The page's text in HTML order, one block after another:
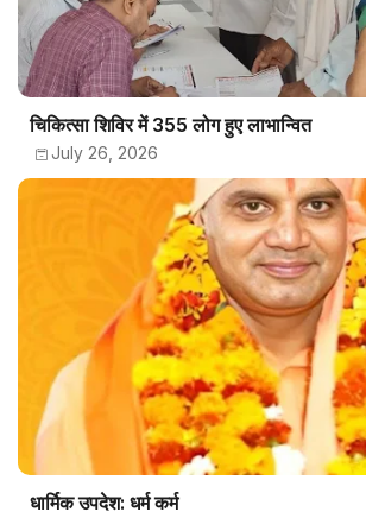
चिकित्सा शिविर में 355 लोग हुए लाभान्वित
July 26, 2026
धार्मिक उपदेश: धर्म कर्म